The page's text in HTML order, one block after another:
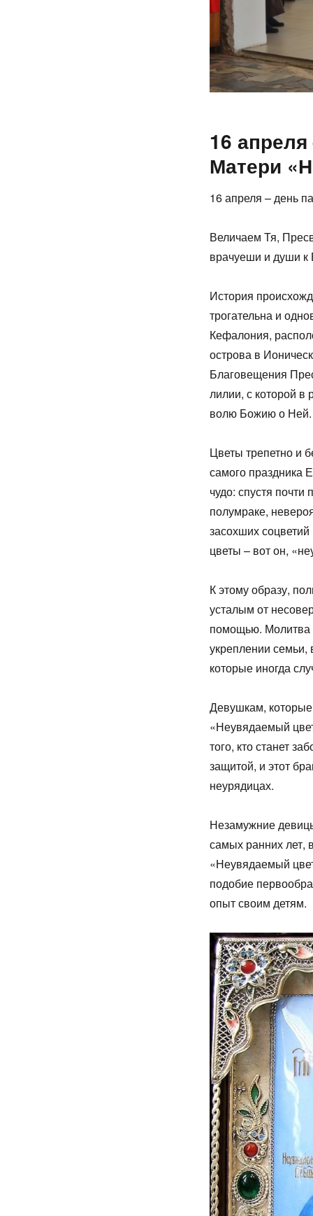
16
Матери
16 апреля – день
Величаем Тя,
врачуеши и души к
История
трогательна и
Кефалония,
острова в
Благовещения
лилии, с которой в
волю Божию о Ней.
Цветы трепетно и
самого праздника
чудо: спустя
полумраке,
засохших
цветы – вот он,
К этому образу,
усталым от
помощью. Молитва
укреплении
которые иногда
Девушкам, которые
«Неувядаемый
того, кто станет
защитой, и этот
неурядицах.
Незамужние
самых ранних лет,
«Неувядаемый
подобие
опыт своим детям.